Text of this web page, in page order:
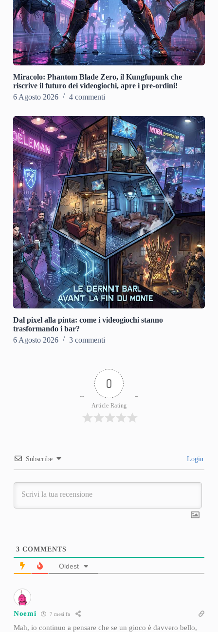
Miracolo: Phantom Blade Zero, il Kungfupunk che
riscrive il futuro dei videogiochi, apre i pre-ordini!
6 Agosto 2026
4 commenti
Dal pixel alla pinta: come i videogiochi stanno
trasformando i bar?
6 Agosto 2026
3 commenti
0
Article Rating
Subscribe Login
3 COMMENTS
Oldest
Noemi 7 mesi fa
Mah, io continuo a pensare che se un gioco è davvero bello,